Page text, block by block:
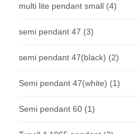
multi lite pendant small (4)
semi pendant 47 (3)
semi pendant 47(black) (2)
Semi pendant 47(white) (1)
Semi pendant 60 (1)